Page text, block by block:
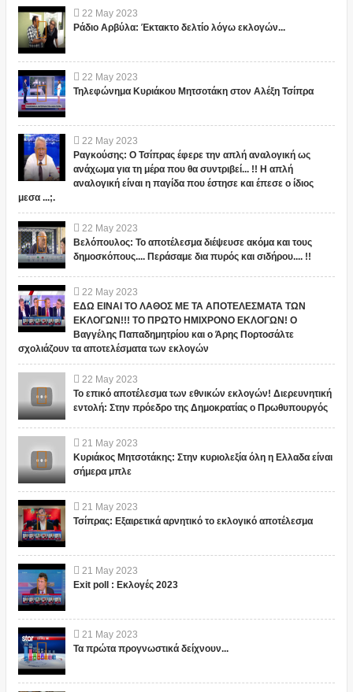
22 May 2023
Ράδιο Αρβύλα: Έκτακτο δελτίο λόγω εκλογών...
22 May 2023
Τηλεφώνημα Κυριάκου Μητσοτάκη στον Αλέξη Τσίπρα
22 May 2023
Ραγκούσης: Ο Τσίπρας έφερε την απλή αναλογική ως
ανάχωμα για τη μέρα που θα συντριβεί... !! Η απλή
αναλογική είναι η παγίδα που έστησε και έπεσε ο ίδιος
μεσα ...;.
22 May 2023
Βελόπουλος: Το αποτέλεσμα διέψευσε ακόμα και τους
δημοσκόπους.... Περάσαμε δια πυρός και σιδήρου.... !!
22 May 2023
ΕΔΩ ΕΙΝΑΙ ΤΟ ΛΑΘΟΣ ΜΕ ΤΑ ΑΠΟΤΕΛΕΣΜΑΤΑ ΤΩΝ
ΕΚΛΟΓΩΝ!!! ΤΟ ΠΡΩΤΟ ΗΜΙΧΡΟΝΟ ΕΚΛΟΓΩΝ! Ο
Βαγγέλης Παπαδημητρίου και ο Άρης Πορτοσάλτε
σχολιάζουν τα αποτελέσματα των εκλογών
22 May 2023
Το επικό αποτέλεσμα των εθνικών εκλογών! Διερευνητική
εντολή: Στην πρόεδρο της Δημοκρατίας ο Πρωθυπουργός
21 May 2023
Κυριάκος Μητσοτάκης: Στην κυριολεξία όλη η Ελλαδα είναι
σήμερα μπλε
21 May 2023
Τσίπρας: Εξαιρετικά αρνητικό το εκλογικό αποτέλεσμα
21 May 2023
Exit poll : Εκλογές 2023
21 May 2023
Τα πρώτα προγνωστικά δείχνουν...